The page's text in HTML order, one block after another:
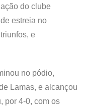
do clube
estreia no
e
no pódio,
Lamas, e alcançou
por 4-0, com os